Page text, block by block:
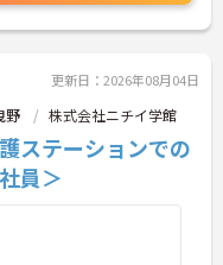
更新日：2026年08月04日
野 株式会社ニチイ学館
ステーションでの
員＞